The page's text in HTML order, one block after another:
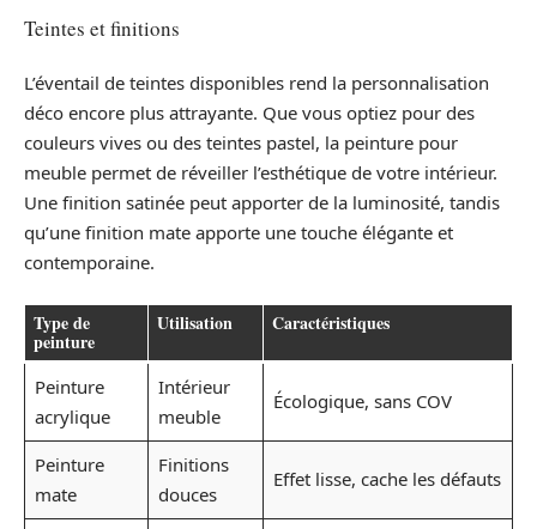
Teintes et finitions
L’éventail de teintes disponibles rend la personnalisation
déco encore plus attrayante. Que vous optiez pour des
couleurs vives ou des teintes pastel, la peinture pour
meuble permet de réveiller l’esthétique de votre intérieur.
Une finition satinée peut apporter de la luminosité, tandis
qu’une finition mate apporte une touche élégante et
contemporaine.
Type de
peinture
Utilisation Caractéristiques
Peinture
acrylique
Intérieur
meuble
Écologique, sans COV
Peinture
mate
Finitions
douces
Effet lisse, cache les défauts